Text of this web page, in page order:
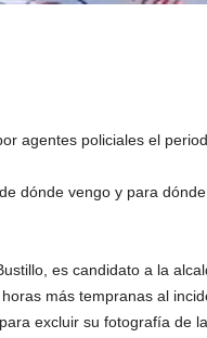
agentes policiales el
dónde vengo y para
es candidato a la
más tempranas al
excluir su fotografía de